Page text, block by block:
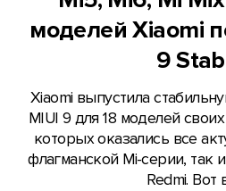
моделей Xiaomi
9
Xiaomi выпустила
MIUI 9 для 18 моделей
которых оказались все
флагманской Mi-серии, так
Redmi. Вот